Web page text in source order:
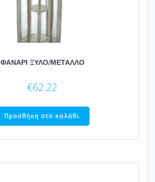
ΦΑΝΑΡΙ ΞΥΛΟ/ΜΕΤΑΛΛΟ
€62.22
Προσθήκη στο καλάθι